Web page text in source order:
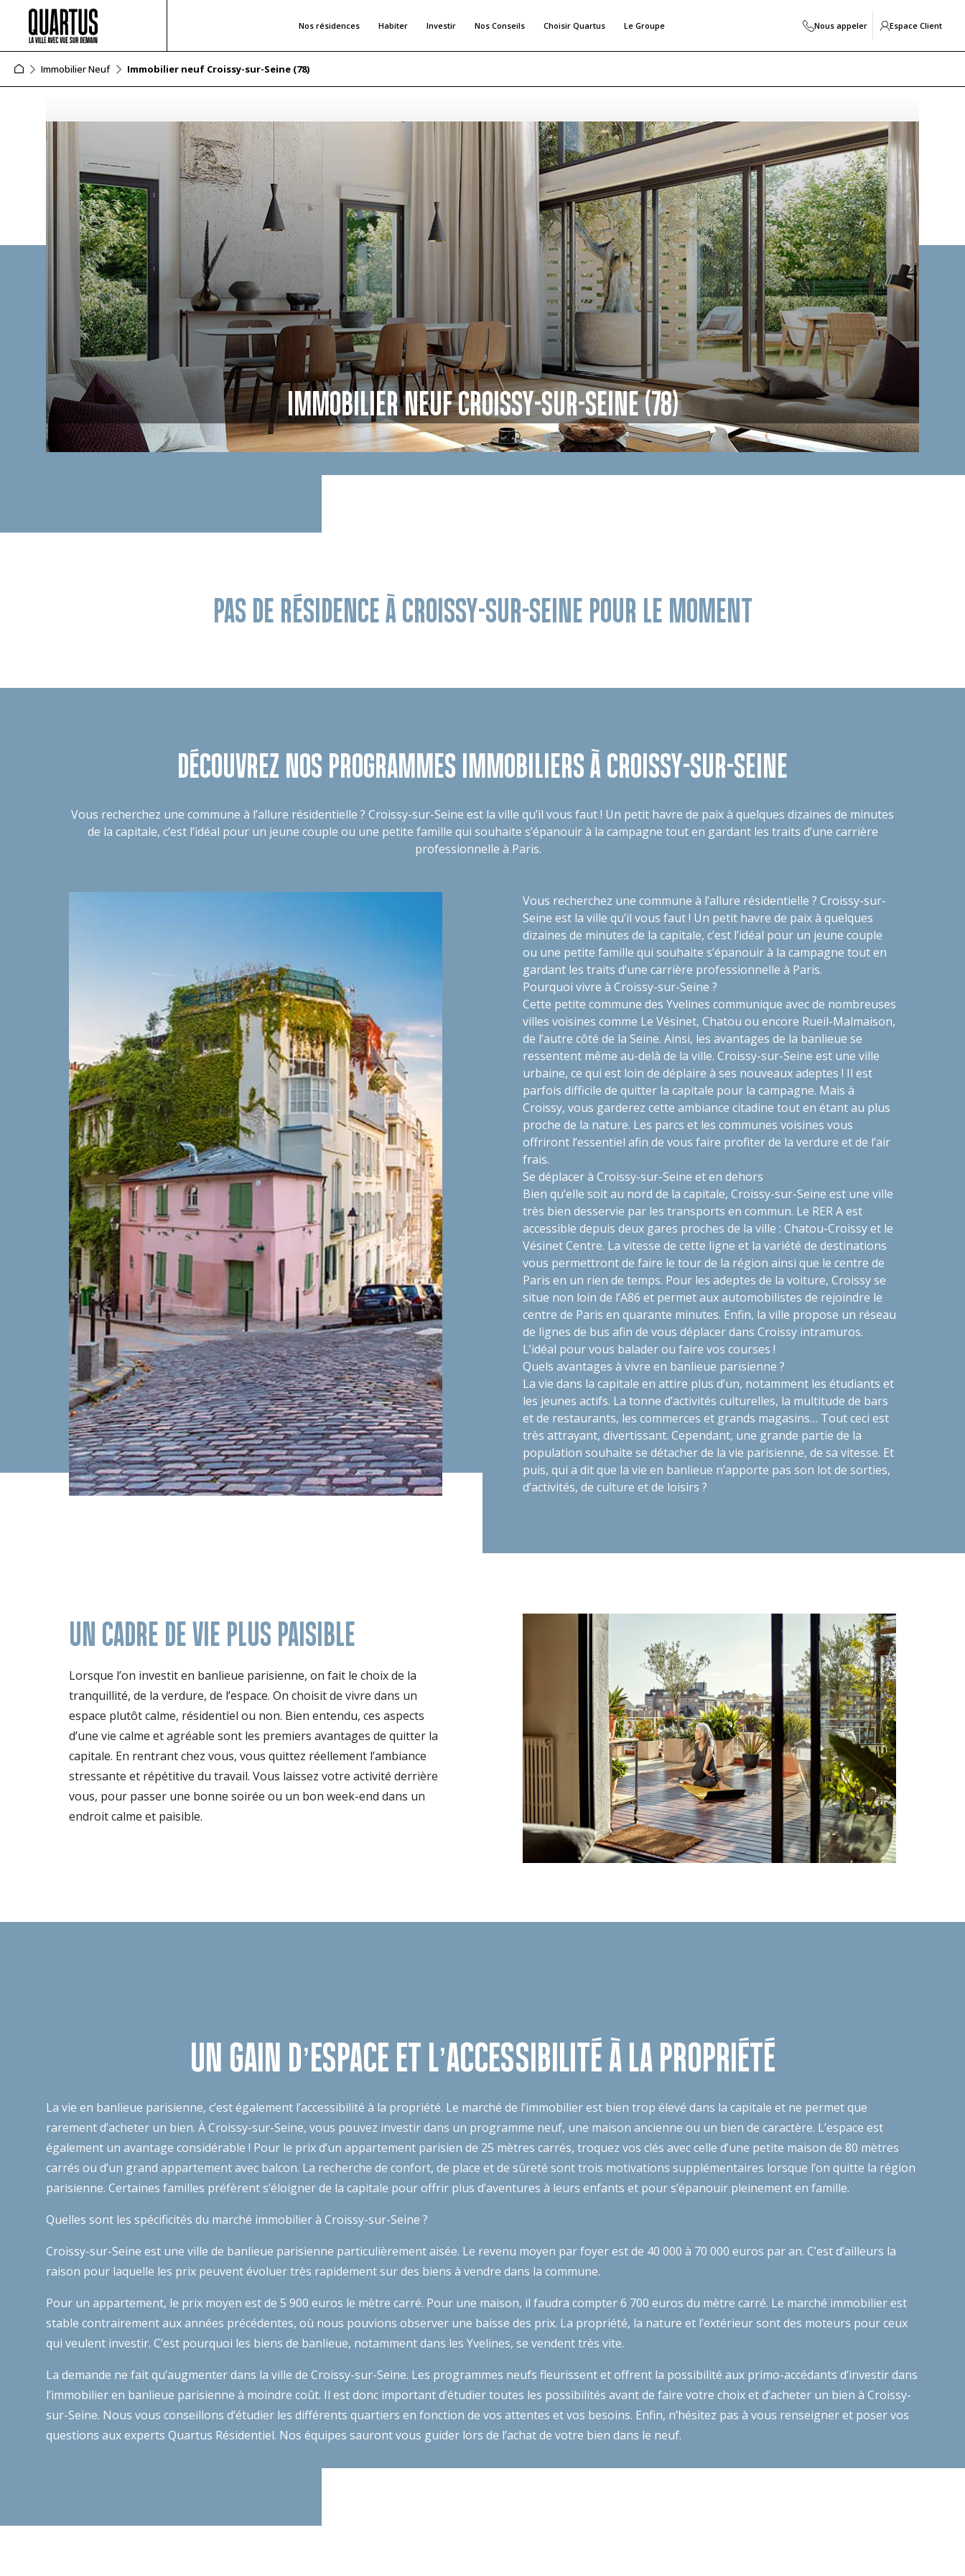
Nos résidences Habiter Investir Nos Conseils Choisir Quartus Le Groupe Nous appeler Espace Client
Immobilier Neuf Immobilier neuf Croissy-sur-Seine (78)
IMMOBILIER NEUF CROISSY-SUR-SEINE (78)
PAS DE RÉSIDENCE À CROISSY-SUR-SEINE POUR LE MOMENT
DÉCOUVREZ NOS PROGRAMMES IMMOBILIERS À CROISSY-SUR-SEINE
Vous recherchez une commune à l’allure résidentielle ? Croissy-sur-Seine est la ville qu’il vous faut ! Un petit havre de paix à quelques dizaines de minutes
de la capitale, c’est l’idéal pour un jeune couple ou une petite famille qui souhaite s’épanouir à la campagne tout en gardant les traits d’une carrière
professionnelle à Paris.
Vous recherchez une commune à l’allure résidentielle ? Croissy-sur-
Seine est la ville qu’il vous faut ! Un petit havre de paix à quelques
dizaines de minutes de la capitale, c’est l’idéal pour un jeune couple
ou une petite famille qui souhaite s’épanouir à la campagne tout en
gardant les traits d’une carrière professionnelle à Paris.
Pourquoi vivre à Croissy-sur-Seine ?
Cette petite commune des Yvelines communique avec de nombreuses
villes voisines comme Le Vésinet, Chatou ou encore Rueil-Malmaison,
de l’autre côté de la Seine. Ainsi, les avantages de la banlieue se
ressentent même au-delà de la ville. Croissy-sur-Seine est une ville
urbaine, ce qui est loin de déplaire à ses nouveaux adeptes ! Il est
parfois difficile de quitter la capitale pour la campagne. Mais à
Croissy, vous garderez cette ambiance citadine tout en étant au plus
proche de la nature. Les parcs et les communes voisines vous
offriront l’essentiel afin de vous faire profiter de la verdure et de l’air
frais.
Se déplacer à Croissy-sur-Seine et en dehors
Bien qu’elle soit au nord de la capitale, Croissy-sur-Seine est une ville
très bien desservie par les transports en commun. Le RER A est
accessible depuis deux gares proches de la ville : Chatou-Croissy et le
Vésinet Centre. La vitesse de cette ligne et la variété de destinations
vous permettront de faire le tour de la région ainsi que le centre de
Paris en un rien de temps. Pour les adeptes de la voiture, Croissy se
situe non loin de l’A86 et permet aux automobilistes de rejoindre le
centre de Paris en quarante minutes. Enfin, la ville propose un réseau
de lignes de bus afin de vous déplacer dans Croissy intramuros.
L’idéal pour vous balader ou faire vos courses !
Quels avantages à vivre en banlieue parisienne ?
La vie dans la capitale en attire plus d’un, notamment les étudiants et
les jeunes actifs. La tonne d’activités culturelles, la multitude de bars
et de restaurants, les commerces et grands magasins… Tout ceci est
très attrayant, divertissant. Cependant, une grande partie de la
population souhaite se détacher de la vie parisienne, de sa vitesse. Et
puis, qui a dit que la vie en banlieue n’apporte pas son lot de sorties,
d’activités, de culture et de loisirs ?
UN CADRE DE VIE PLUS PAISIBLE
Lorsque l’on investit en banlieue parisienne, on fait le choix de la
tranquillité, de la verdure, de l’espace. On choisit de vivre dans un
espace plutôt calme, résidentiel ou non. Bien entendu, ces aspects
d’une vie calme et agréable sont les premiers avantages de quitter la
capitale. En rentrant chez vous, vous quittez réellement l’ambiance
stressante et répétitive du travail. Vous laissez votre activité derrière
vous, pour passer une bonne soirée ou un bon week-end dans un
endroit calme et paisible.
UN GAIN D’ESPACE ET L’ACCESSIBILITÉ À LA PROPRIÉTÉ
La vie en banlieue parisienne, c’est également l’accessibilité à la propriété. Le marché de l’immobilier est bien trop élevé dans la capitale et ne permet que
rarement d’acheter un bien. À Croissy-sur-Seine, vous pouvez investir dans un programme neuf, une maison ancienne ou un bien de caractère. L’espace est
également un avantage considérable ! Pour le prix d’un appartement parisien de 25 mètres carrés, troquez vos clés avec celle d’une petite maison de 80 mètres
carrés ou d’un grand appartement avec balcon. La recherche de confort, de place et de sûreté sont trois motivations supplémentaires lorsque l’on quitte la région
parisienne. Certaines familles préfèrent s’éloigner de la capitale pour offrir plus d’aventures à leurs enfants et pour s’épanouir pleinement en famille.
Quelles sont les spécificités du marché immobilier à Croissy-sur-Seine ?
Croissy-sur-Seine est une ville de banlieue parisienne particulièrement aisée. Le revenu moyen par foyer est de 40 000 à 70 000 euros par an. C’est d’ailleurs la
raison pour laquelle les prix peuvent évoluer très rapidement sur des biens à vendre dans la commune.
Pour un appartement, le prix moyen est de 5 900 euros le mètre carré. Pour une maison, il faudra compter 6 700 euros du mètre carré. Le marché immobilier est
stable contrairement aux années précédentes, où nous pouvions observer une baisse des prix. La propriété, la nature et l’extérieur sont des moteurs pour ceux
qui veulent investir. C’est pourquoi les biens de banlieue, notamment dans les Yvelines, se vendent très vite.
La demande ne fait qu’augmenter dans la ville de Croissy-sur-Seine. Les programmes neufs fleurissent et offrent la possibilité aux primo-accédants d’investir dans
l’immobilier en banlieue parisienne à moindre coût. Il est donc important d’étudier toutes les possibilités avant de faire votre choix et d’acheter un bien à Croissy-
sur-Seine. Nous vous conseillons d’étudier les différents quartiers en fonction de vos attentes et vos besoins. Enfin, n’hésitez pas à vous renseigner et poser vos
questions aux experts Quartus Résidentiel. Nos équipes sauront vous guider lors de l’achat de votre bien dans le neuf.